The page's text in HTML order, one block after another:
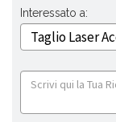
Interessato a: